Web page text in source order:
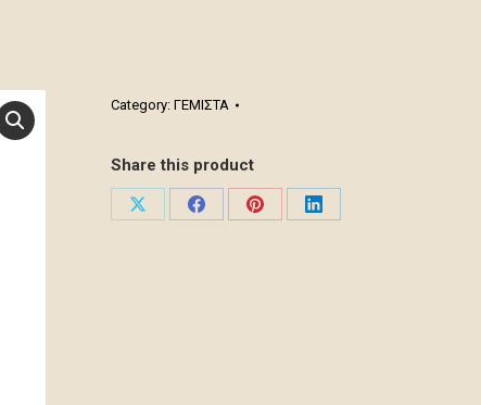
Category: ΓΕΜΙΣΤΑ
Share this product
Share
Share
Share
Share